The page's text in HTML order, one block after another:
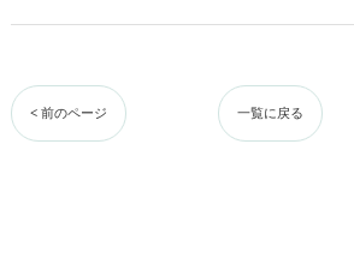
< 前のページ 一覧に戻る